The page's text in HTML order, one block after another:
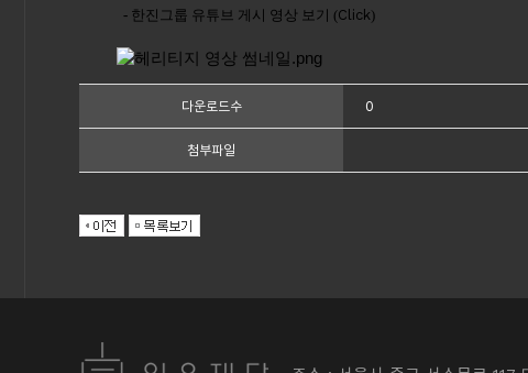
- 한진그룹 유튜브 게시 영상 보기 (Click)
다운로드수 0
첨부파일